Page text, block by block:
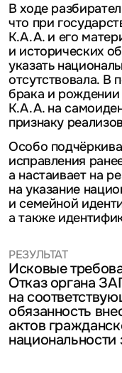
В ходе
что при
К.А.А. и его
и исторических
указать
отсутствовала. В
брака и рождении
К.А.А. на
признаку
Особо
исправления
а настаивает на
на указание
и семейной
а также
РЕЗУЛЬТАТ
Исковые
Отказ органа
на
обязанность
актов
национальности